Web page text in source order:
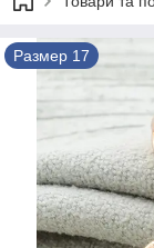
Размер 17